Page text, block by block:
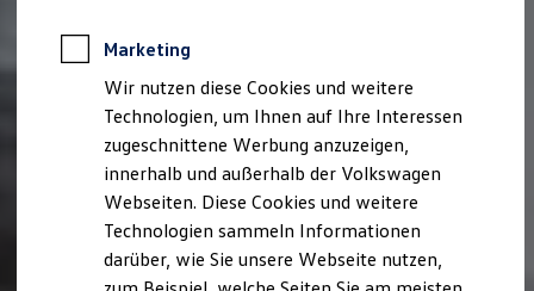
Rekuperation
Laden unterwegs
Laden Zuhause
Ladestationen finden
Ladezeitensimulator
Batterie
Sicherheit
Nachhaltigkeit
Technologie
Kosten und Kauf
Marketing
Wir nutzen diese Cookies und weitere
Technologien, um Ihnen auf Ihre Interessen
zugeschnittene Werbung anzuzeigen,
innerhalb und außerhalb der Volkswagen
Webseiten. Diese Cookies und weitere
Technologien sammeln Informationen
darüber, wie Sie unsere Webseite nutzen,